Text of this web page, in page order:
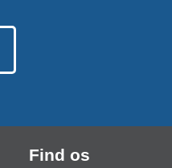
Find os